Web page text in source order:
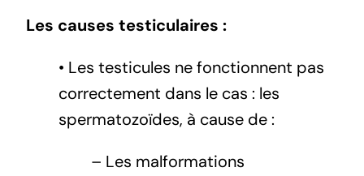
Les causes testiculaires :
• Les testicules ne fonctionnent pas
correctement dans le cas : les
spermatozoïdes, à cause de :
– Les malformations